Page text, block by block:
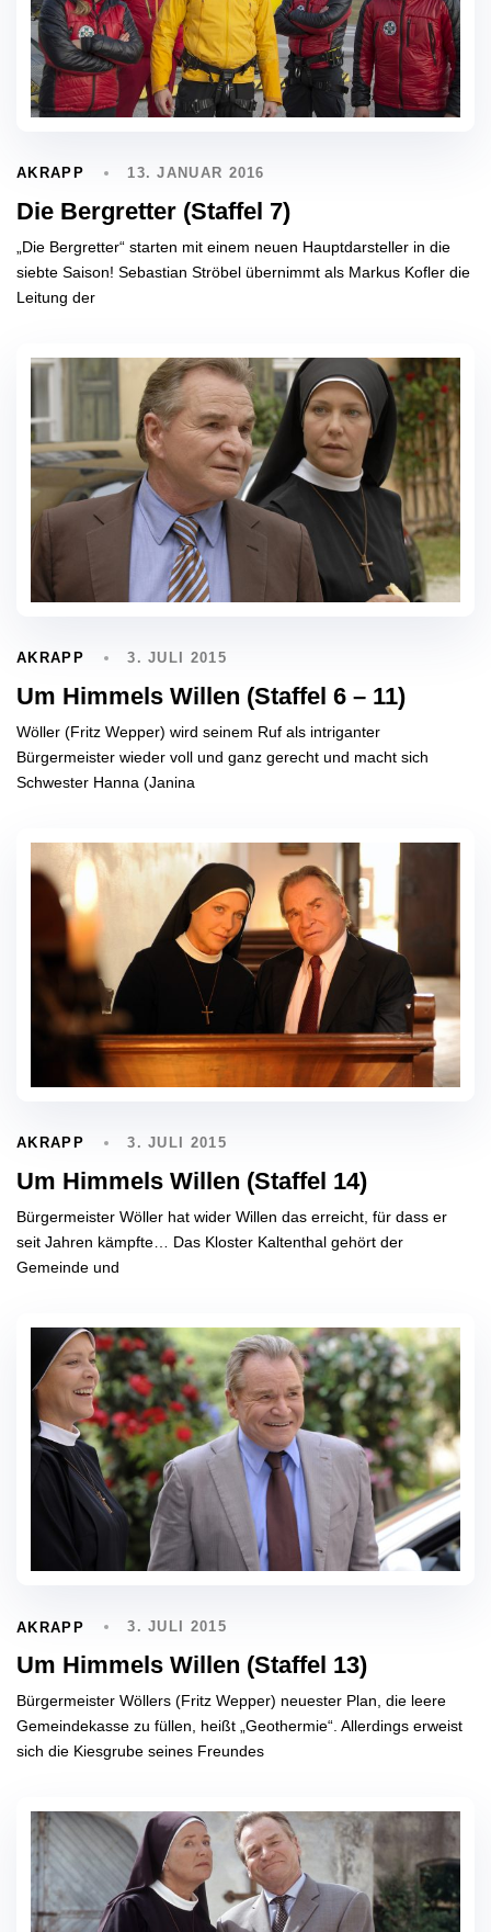
AKRAPP 13. JANUAR 2016
Die Bergretter (Staffel 7)
„Die Bergretter“ starten mit einem neuen Hauptdarsteller in die
siebte Saison! Sebastian Ströbel übernimmt als Markus Kofler die
Leitung der
AKRAPP 3. JULI 2015
Um Himmels Willen (Staffel 6 – 11)
Wöller (Fritz Wepper) wird seinem Ruf als intriganter
Bürgermeister wieder voll und ganz gerecht und macht sich
Schwester Hanna (Janina
AKRAPP 3. JULI 2015
Um Himmels Willen (Staffel 14)
Bürgermeister Wöller hat wider Willen das erreicht, für dass er
seit Jahren kämpfte… Das Kloster Kaltenthal gehört der
Gemeinde und
AKRAPP 3. JULI 2015
Um Himmels Willen (Staffel 13)
Bürgermeister Wöllers (Fritz Wepper) neuester Plan, die leere
Gemeindekasse zu füllen, heißt „Geothermie“. Allerdings erweist
sich die Kiesgrube seines Freundes